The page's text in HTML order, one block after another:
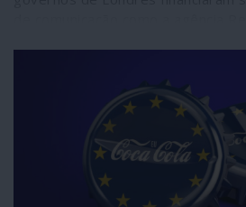
indica que tais procedimentos
abandonados desde então,
alterações na cena internacional e
proprietários daqueles e outros